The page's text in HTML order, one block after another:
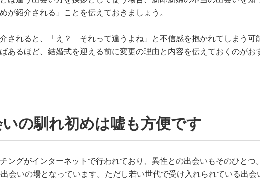
が紹介される」ことを伝えておきましょう。
されると、「え？ それって違うよね」と不信感を抱かれてしまう可
あるほど、結婚式を迎える前に変更の理由と内容を伝えておくのがお
の馴れ初めは嘘も方便です
ングがインターネットで行われており、異性との出会いもそのひとつ。
会いの場となっています。ただし若い世代で受け入れられている出会